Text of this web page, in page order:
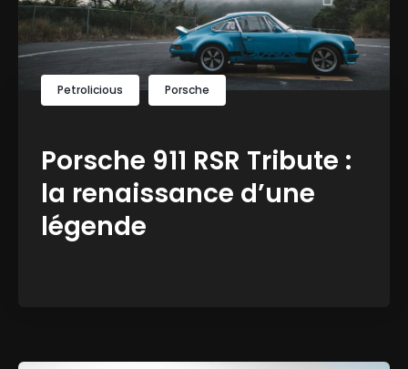
Petrolicious Porsche
Porsche 911 RSR Tribute :
la renaissance d’une
légende